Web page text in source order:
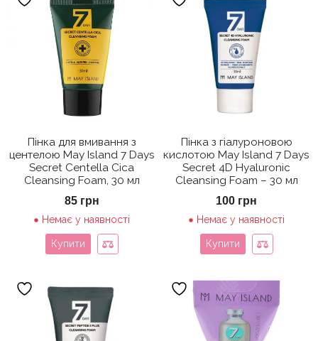
Пінка для вмивання з
центелою May Island 7 Days
Secret Centella Cica
Cleansing Foam, 30 мл
85 грн
Немає у наявності
Купити
Пінка з гіалуроновою
кислотою May Island 7 Days
Secret 4D Hyaluronic
Cleansing Foam – 30 мл
100 грн
Немає у наявності
Купити